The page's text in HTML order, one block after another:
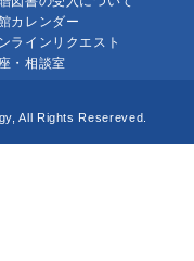
カレンダー
ラインリクエスト
・相談室
All Rights Resereved.